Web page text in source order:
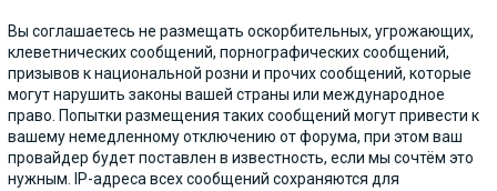
Вы соглашаетесь не размещать оскорбительных, угрожающих,
клеветнических сообщений, порнографических сообщений,
призывов к национальной розни и прочих сообщений, которые
могут нарушить законы вашей страны или международное
право. Попытки размещения таких сообщений могут привести к
вашему немедленному отключению от форума, при этом ваш
провайдер будет поставлен в известность, если мы сочтём это
нужным. IP-адреса всех сообщений сохраняются для